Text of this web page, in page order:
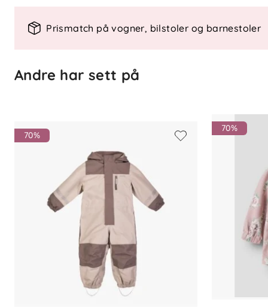
Jakke i vevd kvalitet
Elastiske mansjetter
Sidelommer
Vannavstøtende behandling uten
Lerretsvev (plain weave)
Materiale
100 % resirkulert polyester
Vedlikehold
Vaskes etter anvisning på plagget.
farger for å bevare overflate og trykk.
Prismatch på vogner, bilstoler og barnestoler
Andre har sett på
70%
Spar 244 kr!
70%